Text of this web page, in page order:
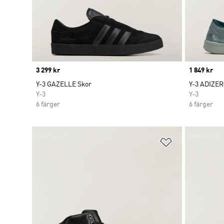
Price
3 299 kr
Y-3 GAZELLE Skor
Y-3
6 färger
Price
1 849 kr
Y-3
Y-3
6 färger